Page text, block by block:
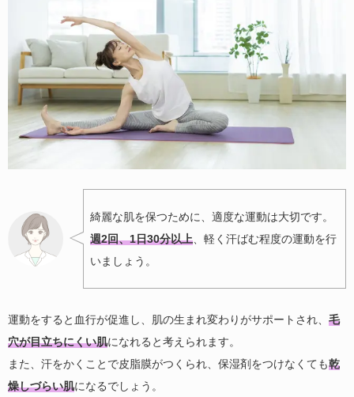
綺麗な肌を保つために、適度な運動は大切です。
週2回、1日30分以上 、軽く汗ばむ程度の運動を行
いましょう。
運動をすると血行が促進し、肌の生まれ変わりがサポートされ、 毛
穴が目立ちにくい肌になれると考えられます。
また、汗をかくことで皮脂膜がつくられ、保湿剤をつけなくても乾
燥しづらい肌になるでしょう。